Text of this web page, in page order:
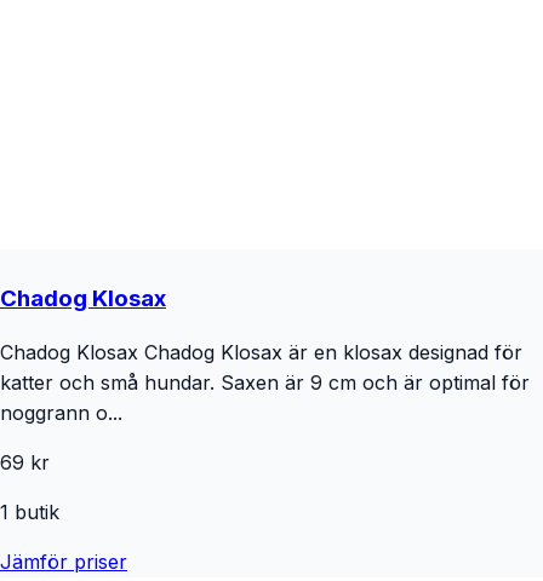
Chadog Klosax
Chadog Klosax Chadog Klosax är en klosax designad för
katter och små hundar. Saxen är 9 cm och är optimal för
noggrann o...
69 kr
1 butik
Jämför priser